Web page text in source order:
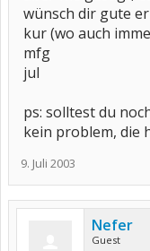
wünsch dir gute
kur (wo auch
mfg
jul
ps: solltest du
kein problem, die
9. Juli 2003
Nefer
Guest